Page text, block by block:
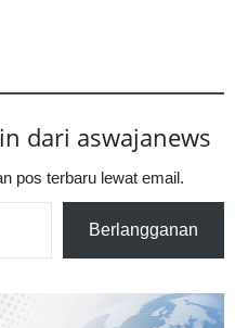
dari aswajanews
pos terbaru lewat email.
Berlangganan